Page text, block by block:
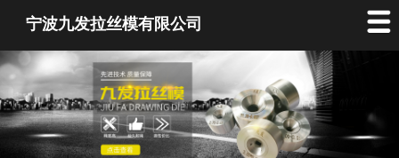
宁波九发拉丝模有限公司